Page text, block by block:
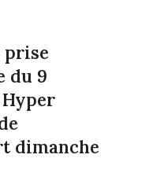
prise
du 9
dimanche